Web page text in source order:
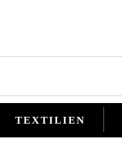
TEXTILIEN